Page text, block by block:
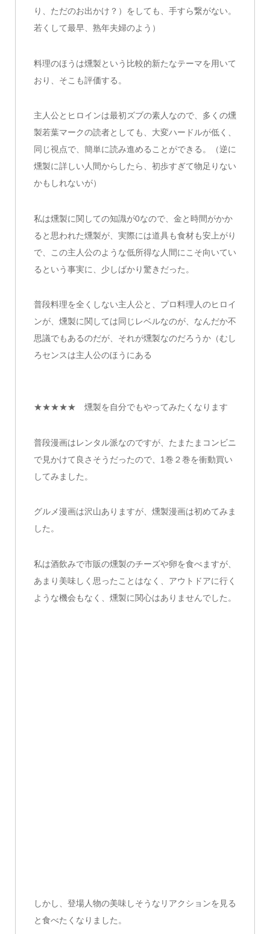
り、ただのお出かけ？）をしても、手すら繋がない。
若くして最早、熟年夫婦のよう）
料理のほうは燻製という比較的新たなテーマを用いて
おり、そこも評価する。
主人公とヒロインは最初ズブの素人なので、多くの燻
製若葉マークの読者としても、大変ハードルが低く、
同じ視点で、簡単に読み進めることができる。（逆に
燻製に詳しい人間からしたら、初歩すぎて物足りない
かもしれないが）
私は燻製に関しての知識が0なので、金と時間がかか
ると思われた燻製が、実際には道具も食材も安上がり
で、この主人公のような低所得な人間にこそ向いてい
るという事実に、少しばかり驚きだった。
普段料理を全くしない主人公と、プロ料理人のヒロイ
ンが、燻製に関しては同じレベルなのが、なんだか不
思議でもあるのだが、それが燻製なのだろうか（むし
ろセンスは主人公のほうにある
★★★★★ 燻製を自分でもやってみたくなります
普段漫画はレンタル派なのですが、たまたまコンビニ
で見かけて良さそうだったので、1巻２巻を衝動買い
してみました。
グルメ漫画は沢山ありますが、燻製漫画は初めてみま
した。
私は酒飲みで市販の燻製のチーズや卵を食べますが、
あまり美味しく思ったことはなく、アウトドアに行く
ような機会もなく、燻製に関心はありませんでした。
しかし、登場人物の美味しそうなリアクションを見る
と食べたくなりました。